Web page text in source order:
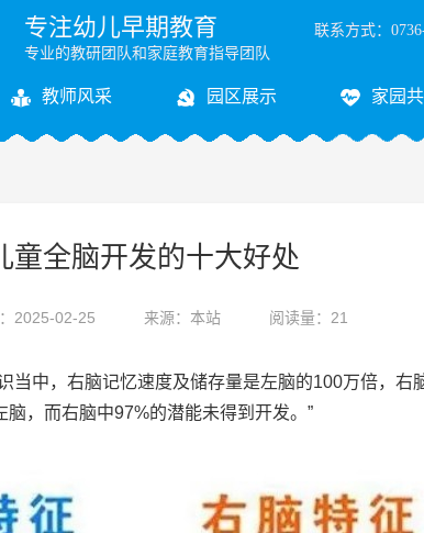
教师风采 园区展示 家园
专注幼儿早期教育
专业的教研团队和家庭教育指导团队
联系方式：
童全脑开发的十大好处
2025-02-25 来源：本站 阅读量：21
中，右脑记忆速度及储存量是左脑的100万倍，右
，而右脑中97%的潜能未得到开发。”